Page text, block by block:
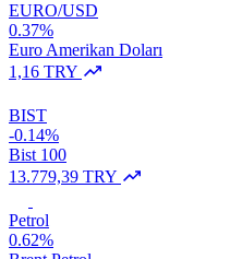
EURO/USD
0.37%
Euro Amerikan Doları
1,16 TRY
BIST
-0.14%
Bist 100
13.779,39 TRY
Petrol
0.62%